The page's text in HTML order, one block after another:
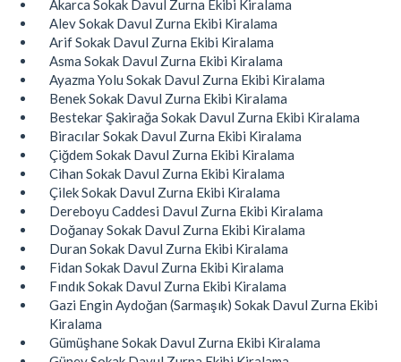
Akarca Sokak Davul Zurna Ekibi Kiralama
Alev Sokak Davul Zurna Ekibi Kiralama
Arif Sokak Davul Zurna Ekibi Kiralama
Asma Sokak Davul Zurna Ekibi Kiralama
Ayazma Yolu Sokak Davul Zurna Ekibi Kiralama
Benek Sokak Davul Zurna Ekibi Kiralama
Bestekar Şakirağa Sokak Davul Zurna Ekibi Kiralama
Biracılar Sokak Davul Zurna Ekibi Kiralama
Çiğdem Sokak Davul Zurna Ekibi Kiralama
Cihan Sokak Davul Zurna Ekibi Kiralama
Çilek Sokak Davul Zurna Ekibi Kiralama
Dereboyu Caddesi Davul Zurna Ekibi Kiralama
Doğanay Sokak Davul Zurna Ekibi Kiralama
Duran Sokak Davul Zurna Ekibi Kiralama
Fidan Sokak Davul Zurna Ekibi Kiralama
Fındık Sokak Davul Zurna Ekibi Kiralama
Gazi Engin Aydoğan (Sarmaşık) Sokak Davul Zurna Ekibi
Kiralama
Gümüşhane Sokak Davul Zurna Ekibi Kiralama